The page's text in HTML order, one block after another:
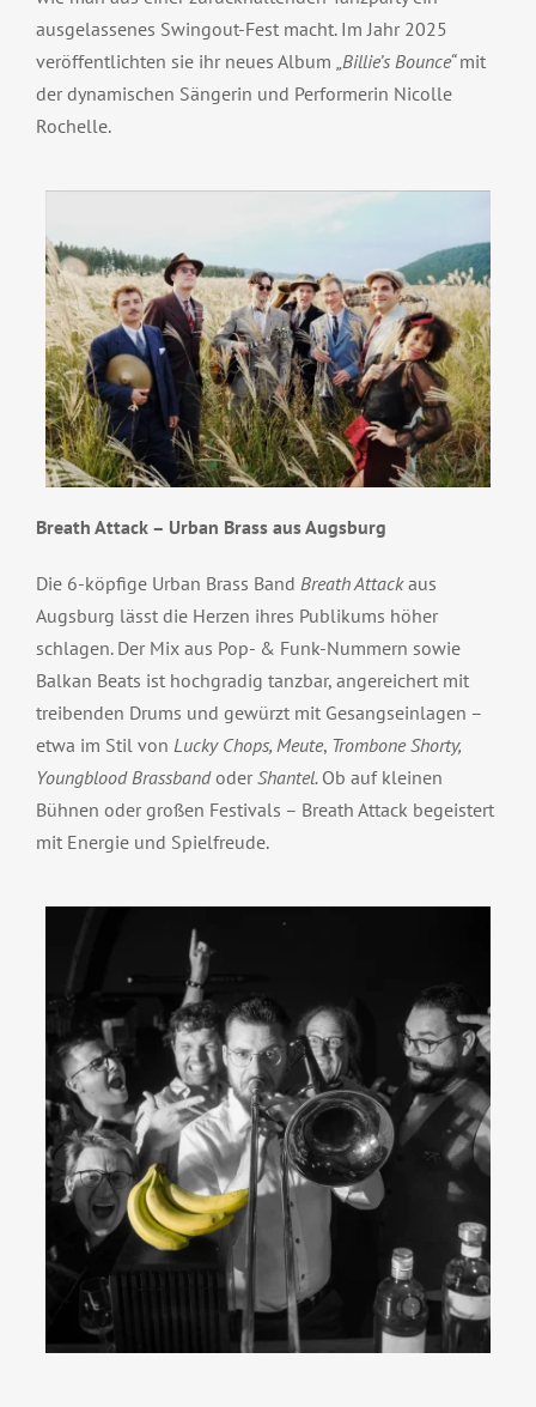
ausgelassenes Swingout-Fest macht. Im Jahr 2025
veröffentlichten sie ihr neues Album „Billie’s Bounce“mit
der dynamischen Sängerin und Performerin Nicolle
Rochelle.
Breath Attack – Urban Brass aus Augsburg
Die 6-köpfige Urban Brass Band Breath Attackaus
Augsburg lässt die Herzen ihres Publikums höher
schlagen. Der Mix aus Pop- & Funk-Nummern sowie
Balkan Beats ist hochgradig tanzbar, angereichert mit
treibenden Drums und gewürzt mit Gesangseinlagen –
etwa im Stil von Lucky Chops, Meute, Trombone Shorty,
Youngblood Brassbandoder Shantel. Ob auf kleinen
Bühnen oder großen Festivals – Breath Attack begeistert
mit Energie und Spielfreude.